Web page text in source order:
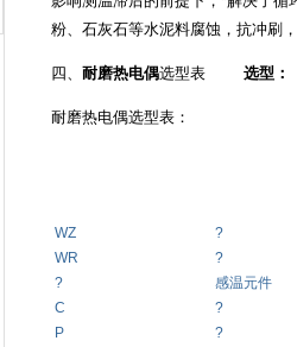
粉、石灰石等水泥料腐蚀，抗冲刷
四、 耐磨热电偶选型表 选型：
耐磨热电偶选型表：
WZ
?
WR
?
?
感温元件
C
?
P
?